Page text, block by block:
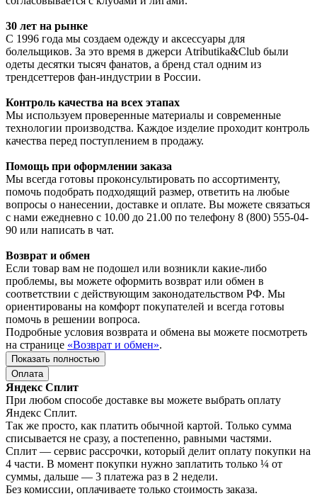
30 лет на рынке
С 1996 года мы создаем одежду и аксессуары для
болельщиков. За это время в джерси Atributika&Club были
одеты десятки тысяч фанатов, а бренд стал одним из
трендсеттеров фан-индустрии в России.
Контроль качества на всех этапах
Мы используем проверенные материалы и современные
технологии производства. Каждое изделие проходит контроль
качества перед поступлением в продажу.
Помощь при оформлении заказа
Мы всегда готовы проконсультировать по ассортименту,
помочь подобрать подходящий размер, ответить на любые
вопросы о нанесении, доставке и оплате. Вы можете связаться
с нами ежедневно с 10.00 до 21.00 по телефону 8 (800) 555-04-
90 или написать в чат.
Возврат и обмен
Если товар вам не подошел или возникли какие-либо
проблемы, вы можете оформить возврат или обмен в
соответствии с действующим законодательством РФ. Мы
ориентированы на комфорт покупателей и всегда готовы
помочь в решении вопроса.
Подробные условия возврата и обмена вы можете посмотреть
на странице «Возврат и обмен».
Показать полностью
Оплата
Яндекс Сплит
При любом способе доставке вы можете выбрать оплату
Яндекс Сплит.
Так же просто, как платить обычной картой. Только сумма
списывается не сразу, а постепенно, равными частями.
Сплит — сервис рассрочки, который делит оплату покупки на
4 части. В момент покупки нужно заплатить только ¼ от
суммы, дальше — 3 платежа раз в 2 недели.
Без комиссии, оплачиваете только стоимость заказа.